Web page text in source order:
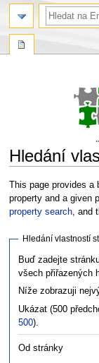
Hledání
Skočit
na
navigaci
Skočit
na
vyhledávání
This page provides
property and a given
property search, and
Hledání vlastností
Buď zadejte
všech přiřazených
Níže zobrazuji
500).
Od stránky